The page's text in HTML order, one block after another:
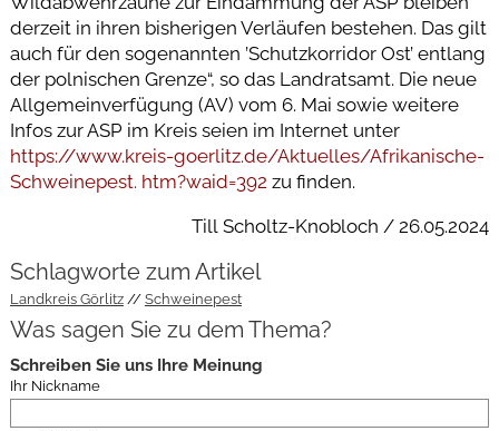
derzeit in ihren bisherigen Verläufen bestehen. Das gilt
auch für den sogenannten ’Schutzkorridor Ost’ entlang
der polnischen Grenze“, so das Landratsamt. Die neue
Allgemeinverfügung (AV) vom 6. Mai sowie weitere
Infos zur ASP im Kreis seien im Internet unter
https://www.kreis-goerlitz.de/Aktuelles/Afrikanische-
Schweinepest. htm?waid=392 zu finden.
Till Scholtz-Knobloch / 26.05.2024
Schlagworte zum Artikel
Landkreis Görlitz Schweinepest
Was sagen Sie zu dem Thema?
Schreiben Sie uns Ihre Meinung
Ihr Nickname